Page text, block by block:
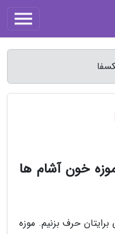
خون آشام ها
حرف بزنیم. موزه